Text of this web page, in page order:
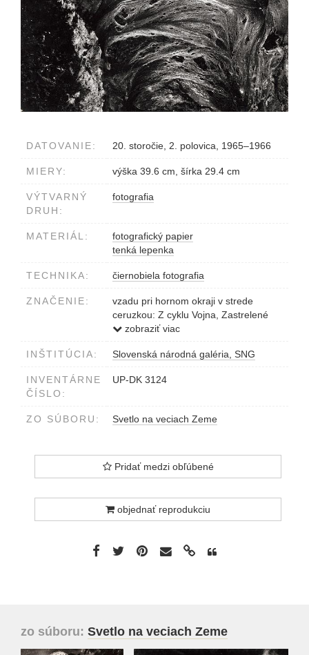
DATOVANIE: 20. storočie, 2. polovica, 1965–1966
MIERY: výška 39.6 cm, šírka 29.4 cm
VÝTVARNÝ
DRUH:
fotografia
MATERIÁL:
fotografický papier
tenká lepenka
TECHNIKA: čiernobiela fotografia
ZNAČENIE:
vzadu pri hornom okraji v strede
ceruzkou: Z cyklu Vojna, Zastrelené
dievča 4.
ceruzkou: Vojna IV: Zastrelené dievča
vzadu v pravom dolnom rohu
zobraziť viac
INŠTITÚCIA: Slovenská národná galéria, SNG
INVENTÁRNE
ČÍSLO:
UP-DK 3124
ZO SÚBORU: Svetlo na veciach Zeme
Pridať medzi obľúbené
objednať reprodukciu
zo súboru: Svetlo na veciach Zeme